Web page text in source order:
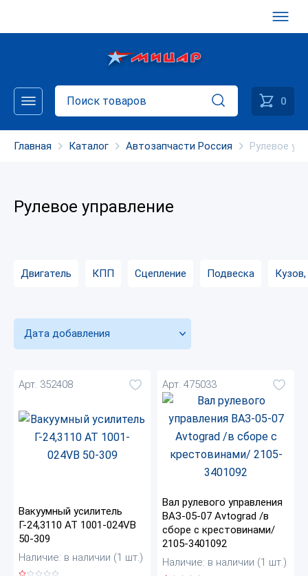
0
Главная Каталог Автозапчасти Россия Рулевое
Рулевое управление
Двигатель КПП Сцепление Подвеска
Дата добавления
Арт. 352408
Вакуумный усилитель
Г-24,3110 АТ 1001-024VB
50-309
Наличие: в наличии (1 шт.)
Арт. 475033
Вал рулевого управления
ВАЗ-05-07 Avtograd /в
сборе с крестовинами/
2105-3401092
Наличие: в наличии (1 шт.)